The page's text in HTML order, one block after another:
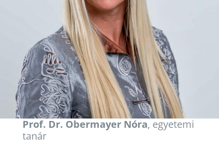
Prof. Dr. Obermayer Nóra, egyetemi
tanár